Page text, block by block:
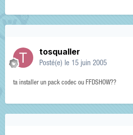
tosqualler
Posté(e) le 15 juin 2005
ta installer un pack codec ou FFDSHOW??